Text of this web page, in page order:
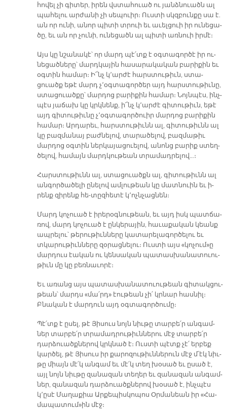
հո­վել չի գի­տեր, ի­րեն վստա­հուած ու յանձ­նուածն ալ
պա­հե­լու ար­ժա­նի չի սեպուիր։ Ուս­տի սկզբուն­քը սա է.
ան որ ու­նի, ա­նոր պի­տի տրուի եւ ա­ւել­ցուի իր ու­նե­ցա­
ծը, եւ ան որ չու­նի, ու­նե­ցածն ալ պի­տի առ­նուի իր­մէ։
Այս կը նշա­նա­կէ՝ որ մարդ պէ՛տք է օգ­տա­գոր­ծէ իր ու­
նե­ցած­նե­րը՝ մարդ­կա­յին հա­սա­րա­կա­կան բա­րի­քին եւ
օգ­տին հա­մար։ Ի՜նչ կ՚ար­ժէ հարս­տու­թիւն, ստա­
ցուածք ե­թէ մարդ չ՚օգ­տա­գոր­ծեր այդ հարս­տու­թիւ­նը,
ստա­ցուած­քը՝ մար­դոց բա­րի­քին հա­մար։ Նոյն­պէս, ինչ­
պէս յա­ճախ կը կրկնենք, ի՜նչ կ՚ար­ժէ գի­տու­թիւն, ե­թէ
այդ գի­տու­թիւ­նը չ՚օգ­տա­գոր­ծուիր մար­դոց բա­րի­քին
հա­մար։ Ար­դա­րեւ, հարս­տու­թիւնն ալ, գի­տու­թիւնն ալ
կը բազ­մա­նայ բաժ­նե­լով, տա­րա­ծե­լով, բազ­մա­թիւ
մար­դոց օգ­տին ներ­կա­յա­ցուե­լով, ա­նոնց բա­րիք ստեղ­
ծե­լով, հա­մայն մարդ­կու­թեան տրա­մադ­րե­լով…։
Հարս­տու­թիւնն ալ, ստա­ցուածքն ալ, գի­տու­թիւնն ալ
ան­գոր­ծա­ծե­լի ը­նե­լով ամ­լու­թեան կը մատ­նուին եւ ի­
րենք զի­րենք հե-տըզ­հե­տէ կ՚ոչն­չաց­նեն։
Մարդ կո­չուած է ի­րե­րօգ­նու­թեան, եւ այդ իսկ պատ­ճա­
ռով, մարդ կո­չուած է ըն­կե­րա­յին, հա­ւա­քա­կան կեանք
ապ­րե­լու՝ թե­րու­թիւն­նե­րը կա­տա­րե­լա­գոր­ծե­լու եւ
տկա­րու­թիւն­նե­րը զօ­րաց­նելու։ Ուս­տի այս «կո­չում»ը
մար­դուս էա­կան ու կեն­սա­կան պա­տաս­խա­նա­տուու­
թիւն մը կը բեռ­նա­ւո­րէ։
Եւ ա­ռանց այս պա­տաս­խա­նա­տուու­թեան գի­տակ­ցու­
թեան՝ մարդս «մա՛րդ» էու­թեան չի՛ կրնար հաս­նիլ։
Բնա­կան է մար­դուն այդ օգ­տա­գոր­ծու­մը։
Պէ՛տք է ը­սել, թէ Յի­սուս նոյն նիւ­թը տար­բե՛ր ան­գամ­
ներ տար­բե՛ր տրա­մադ­րու­թիւն­նե­րու մէջ տար­բե՛ր
դար­ձուածք­նե­րով կրկնած է։ Ուս­տի պէտք չէ՛ եր­բեք
կար­ծել, թէ Յի­սուս իր քա­րո­զու­թիւն­նե­րուն մէջ մ՛էկ նիւ­
թը միայն մէ՛կ ան­գամ եւ մէ՛կ տեղ խօ­սած եւ ը­սած է,
այլ նոյն նիւ­թը զա­նա­զան տե­ղեր եւ զա­նա­զան ան­գամ­
ներ, զա­նա­զան դար­ձուածք­նե­րով խօ­սած է, ինչ­պէս
կ՚ը­սէ Մա­ղա­քիա Ար­քե­պիս­կո­պոս Օր­մա­նեան իր «Հա­
մա­պա­տում»ին մէջ։